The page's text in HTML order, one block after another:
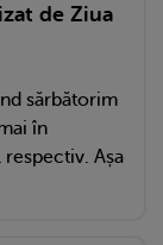
de Ziua
sărbătorim
în
Așa